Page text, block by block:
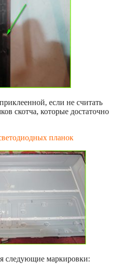
если не считать
скотча, которые достаточно
планок
следующие маркировки: